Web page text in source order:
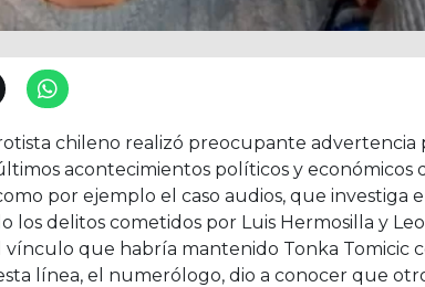
chileno realizó preocupante advertencia
acontecimientos políticos y económicos
por ejemplo el caso audios, que investiga
los delitos cometidos por Luis Hermosilla y
vínculo que habría mantenido Tonka Tomicic
línea, el numerólogo, dio a conocer que